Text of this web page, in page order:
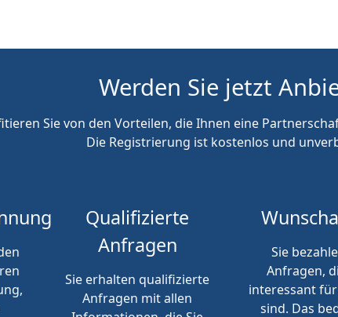
Werden Sie jetzt
Sie von den Vorteilen, die Ihnen eine
Die Registrierung ist kostenlos und
Qualifizierte
Anfragen
Sie erhalten qualifizierte
Anfragen mit allen
Sie
Anfragen,
interessant
sind. Das